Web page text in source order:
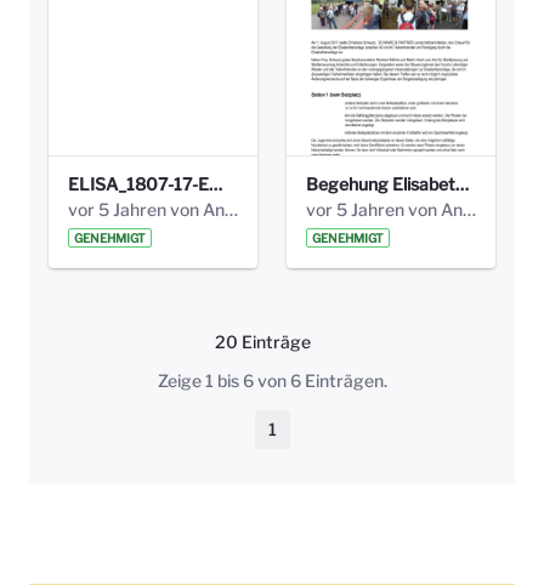
ELISA_1807-17-EW_BEZIRK-kl_compressed.pdf
vor 5 Jahren von Anni Schlumberger
GENEHMIGT
Begehung Elisabethenanlage 1.8.17_Protokoll .pdf
vor 5 Jahren von Anni Schlumberger
GENEHMIGT
20 Einträge
Pro Seite
Zeige 1 bis 6 von 6 Einträgen.
Seite
1